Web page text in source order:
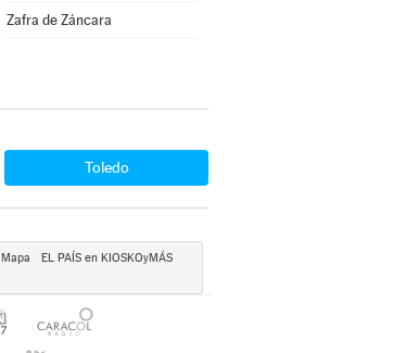
Zafra de Záncara
Toledo
Mapa
EL PAÍS en KIOSKOyMÁS